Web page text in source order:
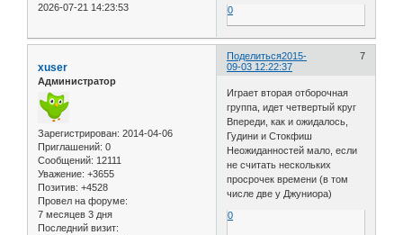
2026-07-21 14:23:53
0
Поделиться 7
2015-
09-03 12:22:37
xuser
Администратор
Зарегистрирован: 2014-04-06
Приглашений: 0
Сообщений: 12111
Уважение: +3655
Позитив: +4528
Провел на форуме:
7 месяцев 3 дня
Последний визит:
Играет вторая отборочная
группа, идет четвертый круг
Впереди, как и ожидалось,
Гудини и Стокфиш
Неожиданностей мало, если
не считать нескольких
просрочек времени (в том
числе две у Джуниора)
0